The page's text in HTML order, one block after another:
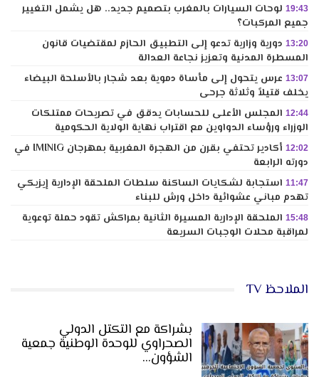
19:43 لوحات السيارات بالمغرب بتصميم جديد.. هل يشمل التغيير
جميع المركبات؟
13:20 دورية وزارية تدعو إلى التطبيق الحازم لمقتضيات قانون
المسطرة المدنية وتعزيز نجاعة العدالة
13:07 عرس يتحول إلى مأساة دموية بعد شجار بالأسلحة البيضاء
يخلف قتيلاً وثلاثة جرحى
12:44 المجلس الأعلى للحسابات يدقق في تصريحات ممتلكات
الوزراء ورؤساء الدواوين مع اقتراب نهاية الولاية الحكومية
12:02
أكادير تحتفي بقرن من الهجرة المغربية بمهرجان IMINIG في
دورته الرابعة
11:47 استجابة لشكايات الساكنة سلطات الملحقة الإدارية إيزيكي
تهدم مباني عشوائية داخل ورش للبناء
15:48 الملحقة الإدارية المسيرة الثانية بمراكش تقود حملة توعوية
لمراقبة محلات الوجبات السريعة
الملاحظ TV
بشراكة مع التكتل الدولي
الصحراوي للوحدة الوطنية جمعية
الشؤون…